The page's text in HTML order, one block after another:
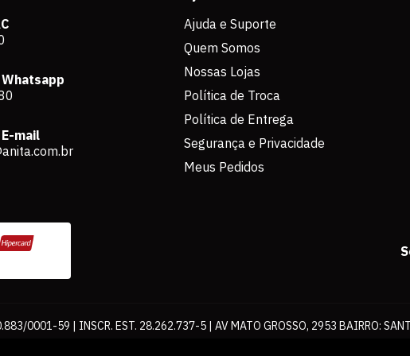
mail
Ajuda e Suporte
Quem Somos
Nossas Lojas
Política de Troca
Política de Entrega
Segurança e Privacidade
Meus Pedidos
0001-59 | INSCR. EST. 28.262.737-5 | AV MATO GROSSO, 2953 BAIRRO: